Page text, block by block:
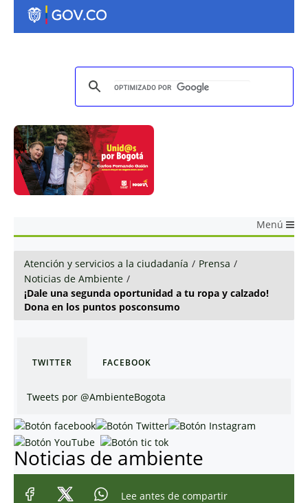
Menú
Atención y servicios a la ciudadanía / Prensa /
Noticias de Ambiente /
¡Dale una segunda oportunidad a tu ropa y calzado!
Dona en los puntos posconsumo
TWITTER FACEBOOK
Tweets por @AmbienteBogota
Noticias de ambiente
Lee antes de compartir